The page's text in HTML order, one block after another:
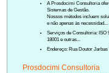
A Prosdocimi Consultoria
Sistemas de Gestão.
Nossos métodos incluem
e não apenas às necessidad...
Serviços de Consultoria: ISO
18001 e outras...
Endereço: Rua Doutor
Prosdocimi Consultoria